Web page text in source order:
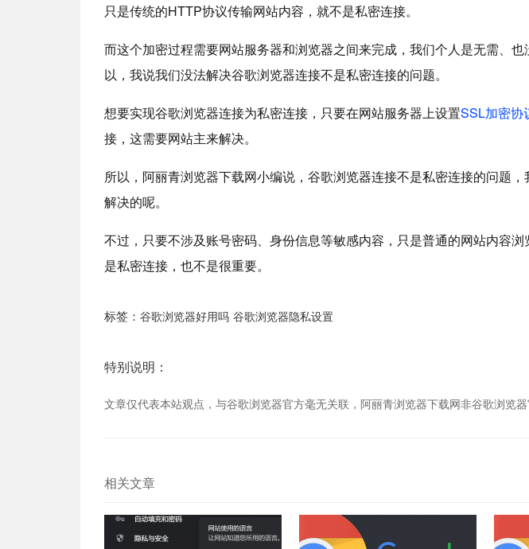
只是传统的HTTP协议传输网站内容，就不是私密连接。
而这个加密过程需要网站服务器和浏览器之间来完成，我们个人是无需、
以，我说我们没法解决谷歌浏览器连接不是私密连接的问题。
想要实现谷歌浏览器连接为私密连接，只要在网站服务器上设置SSL加密协
接，这需要网站主来解决。
所以，阿丽青浏览器下载网小编说，谷歌浏览器连接不是私密连接的问题
解决的呢。
不过，只要不涉及账号密码、身份信息等敏感内容，只是普通的网站内容
是私密连接，也不是很重要。
标签： 谷歌浏览器好用吗 谷歌浏览器隐私设置
特别说明：
文章仅代表本站观点，与谷歌浏览器官方毫无关联，阿丽青浏览器下载网非谷歌浏览器
相关文章